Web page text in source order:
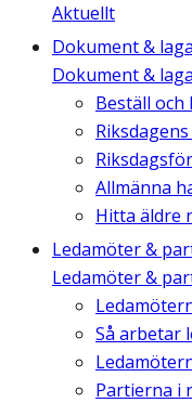
Aktuellt
Dokument &
Dokument &
Beställ och
Allmänna
Hitta äldre
Ledamöter &
Ledamöter &
Så arbetar
Partierna i